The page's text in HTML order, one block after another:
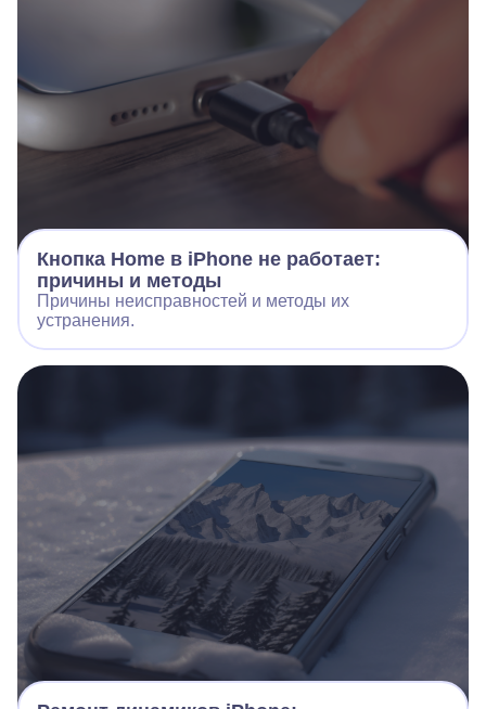
Кнопка Home в iPhone не работает:
причины и методы
Причины неисправностей и методы их
устранения.